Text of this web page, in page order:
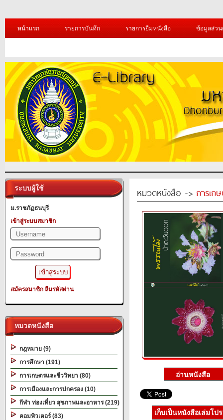
หน้าแรก รายการบันทึก รายการยืมหนังสือ ข้อมูลส่ว
ระบบผู้ใช้
ม.ราชภัฏธนบุรี
เข้าสู่ระบบสมาชิก
สมัครสมาชิก ลืมรหัสผ่าน
หมวดหนังสือ
กฎหมาย (9)
การศึกษา (191)
การเกษตรและชีววิทยา (80)
การเมืองและการปกครอง (10)
กีฬา ท่องเที่ยว สุขภาพและอาหาร (219)
คอมพิวเตอร์ (83)
หมวดหนังสือ -> การเก
เก็บเป็นหนังสือเล่มโป